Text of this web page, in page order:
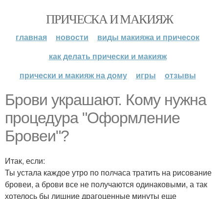
ПРИЧЕСКА И МАКИЯЖ
главная новости
виды макияжа и причесок
как делать прически и макияж
прически и макияж на дому
игры отзывы
Брови украшают. Кому нужна
процедура "Оформление
Бровеи"?
Итак, если:
Ты устала каждое утро по полчаса тратить на рисование
бровеи, а брови все не получаются одинаковыми, а так
хотелось бы лишние драгоценные минуты еще